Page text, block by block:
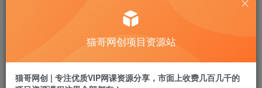
1年前发布
猫哥网创项目资源站
猫哥网创 | 专注优质VIP网课资源分享，市面上收费几百几千的